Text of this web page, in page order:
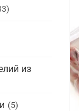
из
(5)